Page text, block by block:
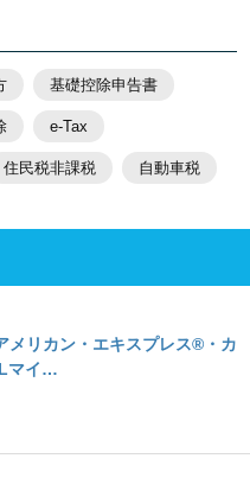
基礎控除申告書
e-Tax
住民税非課税 自動車税
メリカン・エキスプレス®・カ
マイ…